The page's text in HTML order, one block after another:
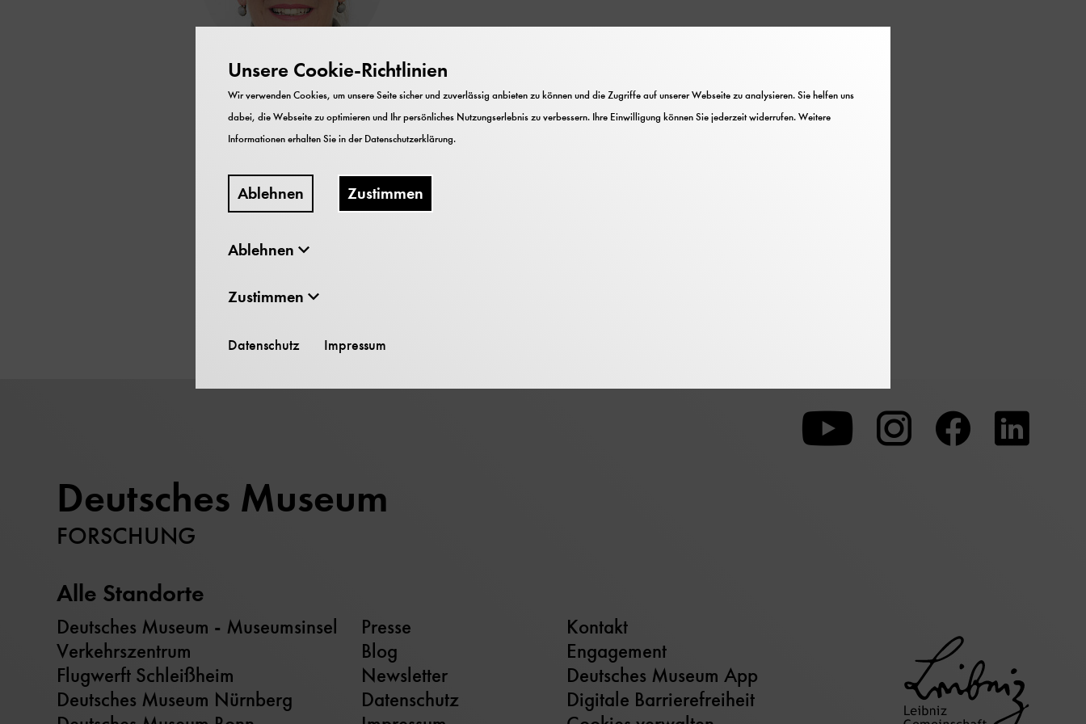
Gaby Binsteiner-Stelzer
Forschungsinstitut
Teamassistenz, Administration
Telefon089-2179-275
Deutsches Museum
FORSCHUNG
Alle Standorte
Deutsches Museum - Museumsinsel
Verkehrszentrum
Flugwerft Schleißheim
Deutsches Museum Nürnberg
Presse
Blog
Newsletter
Datenschutz
Kontakt
Engagement
Deutsches Museum App
Digitale Barrierefreiheit
Zu
unserer
Zu
unserer
Zu
unserer
Unsere Cookie-Richtlinien
Wir verwenden Cookies, um unsere Seite sicher und zuverlässig anbieten zu können und die Zugriffe auf unserer Webseite zu analysieren. Sie helfen uns
dabei, die Webseite zu optimieren und Ihr persönliches Nutzungserlebnis zu verbessern. Ihre Einwilligung können Sie jederzeit widerrufen. Weitere
Informationen erhalten Sie in derDatenschutzerklärung.
Ablehnen Zustimmen
Ablehnen
Zustimmen
Datenschutz Impressum